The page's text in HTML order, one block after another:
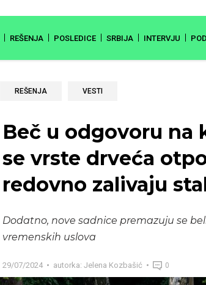
REŠENJA POSLEDICE SRBIJA INTERVJU
REŠENJA VESTI
Beč u odgovoru na
se vrste drveća
redovno zalivaju
Dodatno, nove sadnice premazuju se
vremenskih uslova
29/07/2024 autorka: Jelena Kozbašić 0